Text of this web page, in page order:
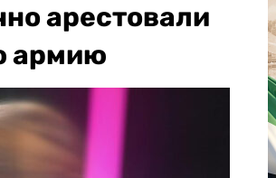
арестовали
армию